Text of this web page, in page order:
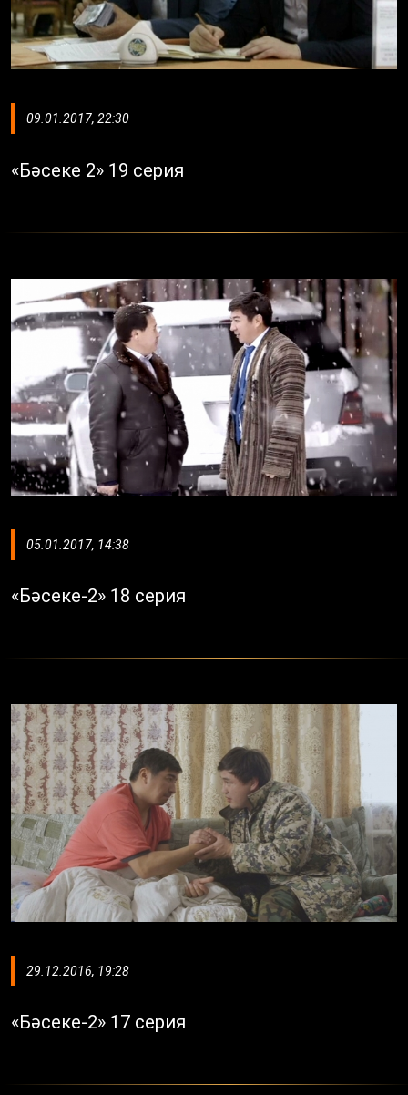
09.01.2017, 22:30
«Бәсеке 2» 19 серия
05.01.2017, 14:38
«Бәсеке-2» 18 серия
29.12.2016, 19:28
«Бәсеке-2» 17 серия